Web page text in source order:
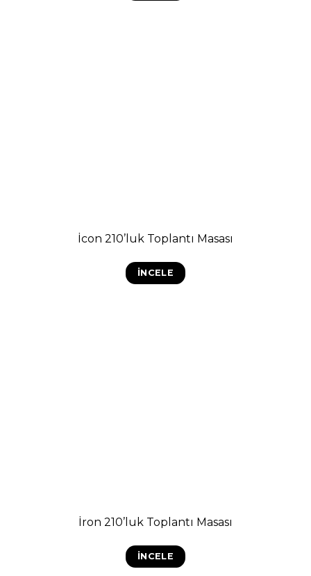
İcon 210’luk Toplantı Masası
İNCELE
İron 210’luk Toplantı Masası
İNCELE